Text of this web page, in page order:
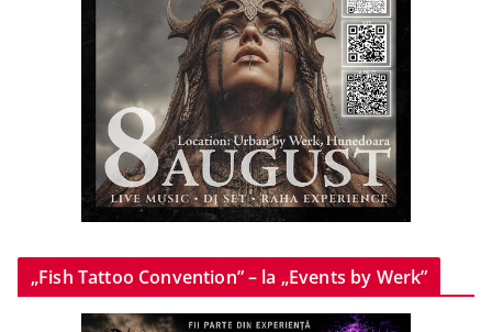
„Fish Tattoo Convention” – la „Events by Werk”